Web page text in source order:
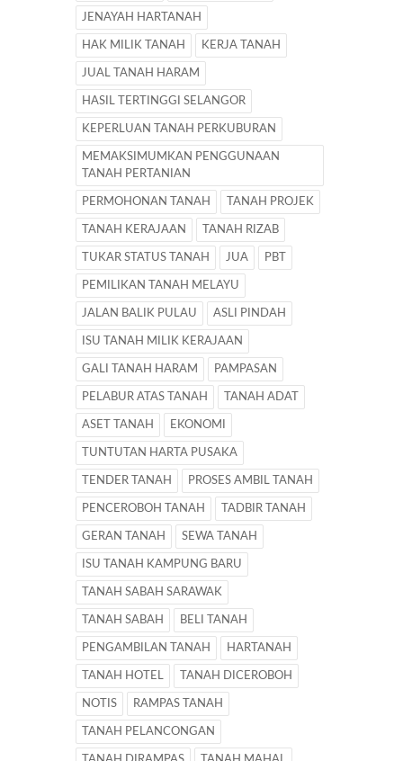
JENAYAH HARTANAH
HAK MILIK TANAH KERJA TANAH
JUAL TANAH HARAM
HASIL TERTINGGI SELANGOR
KEPERLUAN TANAH PERKUBURAN
MEMAKSIMUMKAN PENGGUNAAN
TANAH PERTANIAN
PERMOHONAN TANAH TANAH PROJEK
TANAH KERAJAAN TANAH RIZAB
TUKAR STATUS TANAH JUA PBT
PEMILIKAN TANAH MELAYU
JALAN BALIK PULAU ASLI PINDAH
ISU TANAH MILIK KERAJAAN
GALI TANAH HARAM PAMPASAN
PELABUR ATAS TANAH TANAH ADAT
ASET TANAH EKONOMI
TUNTUTAN HARTA PUSAKA
TENDER TANAH PROSES AMBIL TANAH
PENCEROBOH TANAH TADBIR TANAH
GERAN TANAH SEWA TANAH
ISU TANAH KAMPUNG BARU
TANAH SABAH SARAWAK
TANAH SABAH BELI TANAH
PENGAMBILAN TANAH HARTANAH
TANAH HOTEL TANAH DICEROBOH
NOTIS RAMPAS TANAH
TANAH PELANCONGAN